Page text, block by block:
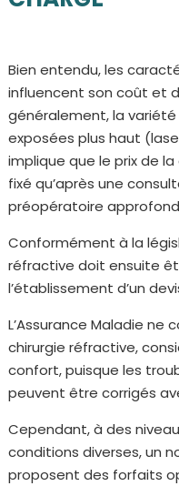
Bien entendu, les
influencent son coût et
généralement, la
exposées plus haut
implique que le prix de
fixé qu’après une
préopératoire
Conformément à la
réfractive doit ensuite
l’établissement d’un
L’Assurance Maladie ne
chirurgie réfractive,
confort, puisque les
peuvent être corrigés
Cependant, à des
conditions diverses, un
proposent des forfaits